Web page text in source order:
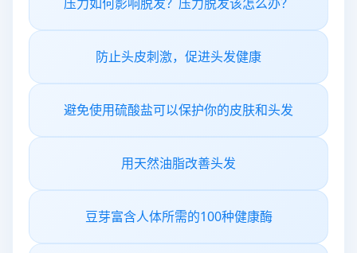
防止头皮刺激，促进头发健康
避免使用硫酸盐可以保护你的皮肤和头发
用天然油脂改善头发
豆芽富含人体所需的100种健康酶